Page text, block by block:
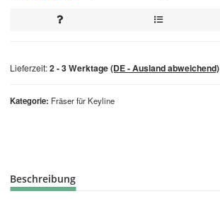
Kategorie Fräser für Keyline
Lieferzeit:2 - 3 Werktage(DE - Ausland abweichend)
Beschreibung